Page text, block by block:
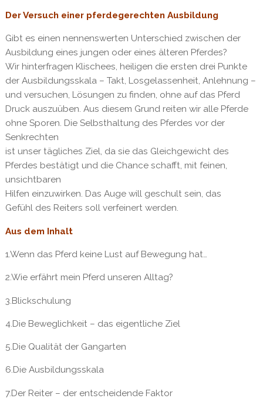
Der Versuch einer pferdegerechten Ausbildung
Gibt es einen nennenswerten Unterschied zwischen der
Ausbildung eines jungen oder eines älteren Pferdes?
Wir hinterfragen Klischees, heiligen die ersten drei Punkte
der Ausbildungsskala – Takt, Losgelassenheit, Anlehnung –
und versuchen, Lösungen zu finden, ohne auf das Pferd
Druck auszuüben. Aus diesem Grund reiten wir alle Pferde
ohne Sporen. Die Selbsthaltung des Pferdes vor der
Senkrechten
ist unser tägliches Ziel, da sie das Gleichgewicht des
Pferdes bestätigt und die Chance schafft, mit feinen,
unsichtbaren
Hilfen einzuwirken. Das Auge will geschult sein, das
Gefühl des Reiters soll verfeinert werden.
Aus dem Inhalt
1.Wenn das Pferd keine Lust auf Bewegung hat…
2.Wie erfährt mein Pferd unseren Alltag?
3.Blickschulung
4.Die Beweglichkeit – das eigentliche Ziel
5.Die Qualität der Gangarten
6.Die Ausbildungsskala
7.Der Reiter – der entscheidende Faktor